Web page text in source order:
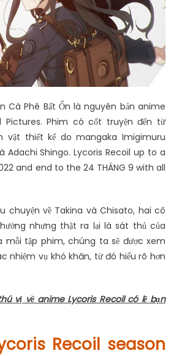
Cà Phê Bất Ổn là nguyên bản anime
Pictures. Phim có cốt truyện đến từ
vật thiết kế do mangaka Imigimuru
Adachi Shingo. Lycoris Recoil up to a
and end to the 24 THÁNG 9 with all
chuyện về Takina và Chisato, hai cô
nhưng thật ra lại là sát thủ của
mỗi tập phim, chúng ta sẽ được xem
nhiệm vụ khó khăn, từ đó hiểu rõ hơn
vị về anime Lycoris Recoil có lẽ bạn
Recoil season